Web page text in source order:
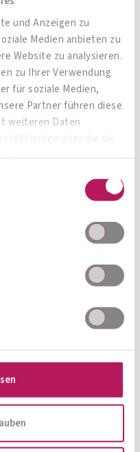
und Anzeigen zu
Medien anbieten zu
Website zu analysieren.
zu Ihrer Verwendung
für soziale Medien,
Partner führen diese
weiteren Daten
gesammelt haben.
In etwa
im
Laufe ihres Lebens
. Bereits mehr als die
vor dem 18.
in ihrer
zwar die Linderung
Funktionen. Das
Stabilität ein
nur schwer möglich
ist. Bereits
sich die
Erkrankungen
von